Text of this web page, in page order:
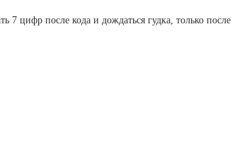
7 цифр после кода и дождаться гудка, только после